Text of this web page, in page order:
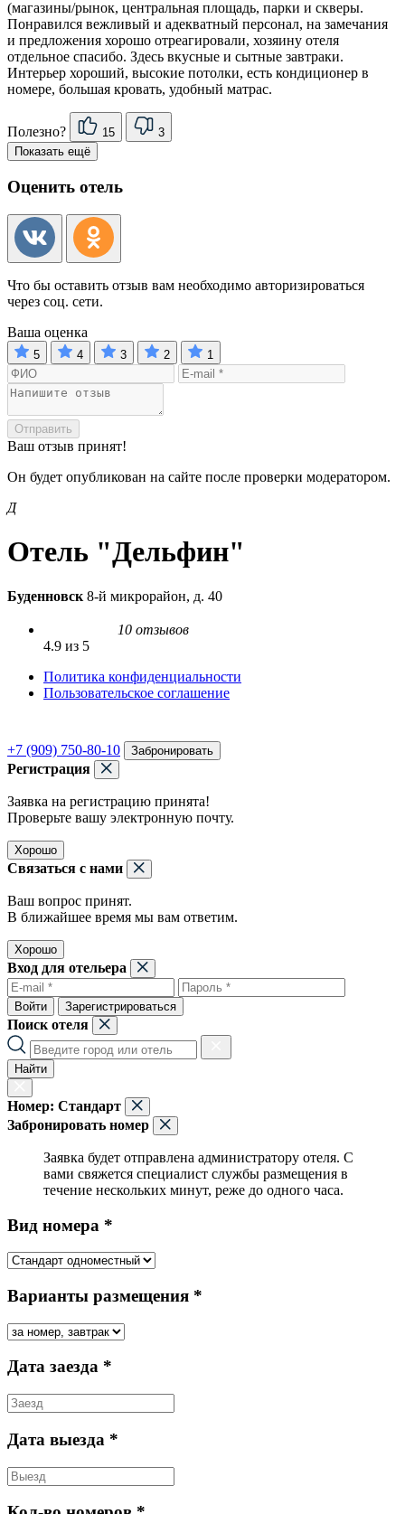
(магазины/рынок, центральная площадь, парки и скверы.
Понравился вежливый и адекватный персонал, на замечания
и предложения хорошо отреагировали, хозяину отеля
отдельное спасибо. Здесь вкусные и сытные завтраки.
Интерьер хороший, высокие потолки, есть кондиционер в
номере, большая кровать, удобный матрас.
Полезно? 15
3
Показать ещё
Оценить отель
Что бы оставить отзыв вам необходимо авторизироваться
через соц. сети.
Ваша оценка
5 4 3 2 1
Отправить
Ваш отзыв принят!
Он будет опубликован на сайте после проверки модератором.
Д
Отель "Дельфин"
Буденновск 8-й микрорайон, д. 40
10 отзывов
4.9 из 5
Политика конфиденциальности
Пользовательское соглашение
+7 (909) 750-80-10 Забронировать
Регистрация
Заявка на регистрацию принята!
Проверьте вашу электронную почту.
Хорошо
Связаться с нами
Ваш вопрос принят.
В ближайшее время мы вам ответим.
Хорошо
Вход для отельера
Войти Зарегистрироваться
Поиск отеля
Найти
Номер: Стандарт
Забронировать номер
Заявка будет отправлена администратору отеля. С
вами свяжется специалист службы размещения в
течение нескольких минут, реже до одного часа.
Вид номера *
Варианты размещения *
Дата заезда *
Дата выезда *